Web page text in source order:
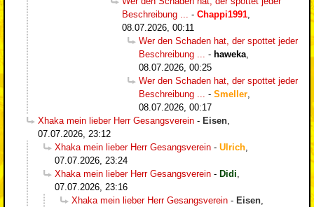
Beschreibung ...
- Chappi1991
08.07.2026, 00:11
Wer den Schaden hat, der spottet jeder
Beschreibung ...
- haweka
08.07.2026, 00:25
Wer den Schaden hat, der spottet jeder
Beschreibung ...
- Smeller
08.07.2026, 00:17
Xhaka mein lieber Herr Gesangsverein - Eisen
07.07.2026, 23:12
Xhaka mein lieber Herr Gesangsverein - Ulrich
07.07.2026, 23:24
Xhaka mein lieber Herr Gesangsverein - Didi
07.07.2026, 23:16
Xhaka mein lieber Herr Gesangsverein - Eisen